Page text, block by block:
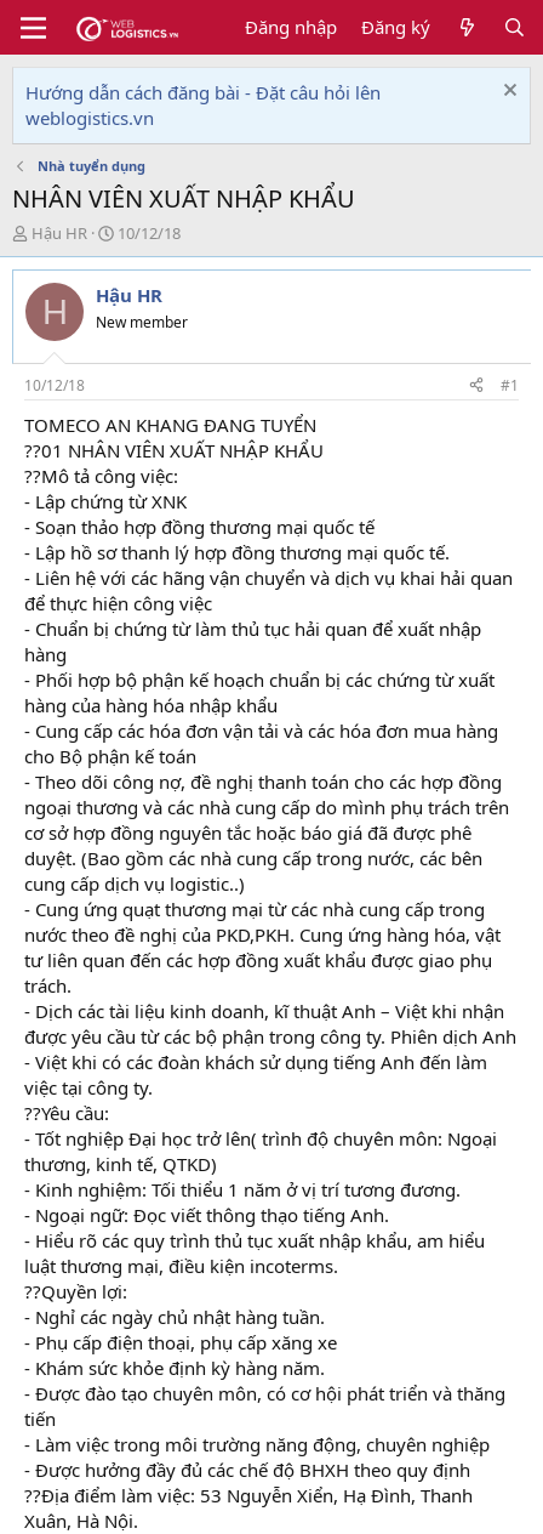
Đăng nhập Đăng ký
Hướng dẫn cách đăng bài - Đặt câu hỏi lên
weblogistics.vn
Nhà tuyển dụng
NHÂN VIÊN XUẤT NHẬP KHẨU
T
h
r
e
d
s
t
a
r
t
e
Hậu HR
N
g
à
y
g
i
10/12/18
H Hậu HR
New member
10/12/18 #1
TOMECO AN KHANG ĐANG TUYỂN
??01 NHÂN VIÊN XUẤT NHẬP KHẨU
??Mô tả công việc:
- Lập chứng từ XNK
- Soạn thảo hợp đồng thương mại quốc tế
- Lập hồ sơ thanh lý hợp đồng thương mại quốc tế.
- Liên hệ với các hãng vận chuyển và dịch vụ khai hải quan
để thực hiện công việc
- Chuẩn bị chứng từ làm thủ tục hải quan để xuất nhập
hàng
- Phối hợp bộ phận kế hoạch chuẩn bị các chứng từ xuất
hàng của hàng hóa nhập khẩu
- Cung cấp các hóa đơn vận tải và các hóa đơn mua hàng
cho Bộ phận kế toán
- Theo dõi công nợ, đề nghị thanh toán cho các hợp đồng
ngoại thương và các nhà cung cấp do mình phụ trách trên
cơ sở hợp đồng nguyên tắc hoặc báo giá đã được phê
duyệt. (Bao gồm các nhà cung cấp trong nước, các bên
cung cấp dịch vụ logistic..)
- Cung ứng quạt thương mại từ các nhà cung cấp trong
nước theo đề nghị của PKD,PKH. Cung ứng hàng hóa, vật
tư liên quan đến các hợp đồng xuất khẩu được giao phụ
trách.
- Dịch các tài liệu kinh doanh, kĩ thuật Anh – Việt khi nhận
được yêu cầu từ các bộ phận trong công ty. Phiên dịch Anh
- Việt khi có các đoàn khách sử dụng tiếng Anh đến làm
việc tại công ty.
??Yêu cầu:
- Tốt nghiệp Đại học trở lên( trình độ chuyên môn: Ngoại
thương, kinh tế, QTKD)
- Kinh nghiệm: Tối thiểu 1 năm ở vị trí tương đương.
- Ngoại ngữ: Đọc viết thông thạo tiếng Anh.
- Hiểu rõ các quy trình thủ tục xuất nhập khẩu, am hiểu
luật thương mại, điều kiện incoterms.
??Quyền lợi:
- Nghỉ các ngày chủ nhật hàng tuần.
- Phụ cấp điện thoại, phụ cấp xăng xe
- Khám sức khỏe định kỳ hàng năm.
- Được đào tạo chuyên môn, có cơ hội phát triển và thăng
tiến
- Làm việc trong môi trường năng động, chuyên nghiệp
- Được hưởng đầy đủ các chế độ BHXH theo quy định
??Địa điểm làm việc: 53 Nguyễn Xiển, Hạ Đình, Thanh
Xuân, Hà Nội.